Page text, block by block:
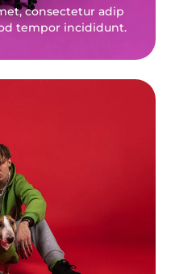
consectetur adip
tempor incididunt.